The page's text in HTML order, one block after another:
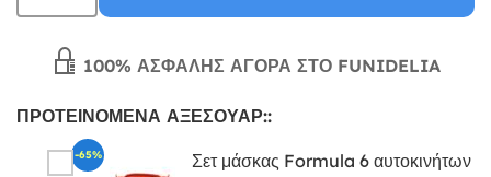
100% ΑΣΦΑΛΉΣ ΑΓΟΡΆ ΣΤΟ FUNIDELIA
ΠΡΟΤΕΙΝΌΜΕΝΑ ΑΞΕΣΟΥΆΡ::
Σετ μάσκας Formula 6 αυτοκινήτων
-65%